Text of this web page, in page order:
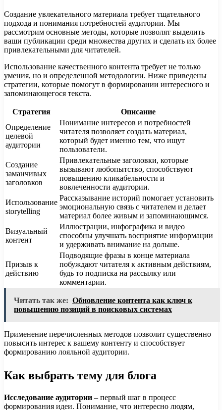
Создание увлекательного материала требует тщательного
подхода и понимания потребностей аудитории. Мы
рассмотрим основные методы, которые позволят выделить
ваши публикации среди множества других и сделать их более
привлекательными для читателей.
Использование качественного контента требует не только
умения, но и определенной методологии. Ниже приведены
стратегии, которые помогут в формировании интересного и
запоминающегося текста.
Стратегия
Описание
Определение
целевой
аудитории
Понимание интересов и потребностей
читателя позволяет создать материал,
который будет именно тем, что ищут
пользователи.
Создание
заманчивых
заголовков
Привлекательные заголовки, которые
вызывают любопытство, способствуют
повышению кликабельности и
вовлеченности аудитории.
Использование
storytelling
Рассказывание историй помогает установить
эмоциональную связь с читателем и делает
материал более живым и запоминающимся.
Визуальный
контент
Иллюстрации, инфографика и видео
способны улучшать восприятие информации
и удерживать внимание на дольше.
Призыв к
действию
Подводящие фразы в конце материала
побуждают читателя к активным действиям,
будь то подписка на рассылку или
комментарии.
Читать так же: Обновление контента как ключ к
повышению позиций в поисковых системах
Применение перечисленных методов позволит существенно
повысить интерес к вашему контенту и способствует
формированию лояльной аудитории.
Как выбрать тему для блога
Исследование аудитории – первый шаг в процесс
формирования идеи. Понимание, что интересно людям,